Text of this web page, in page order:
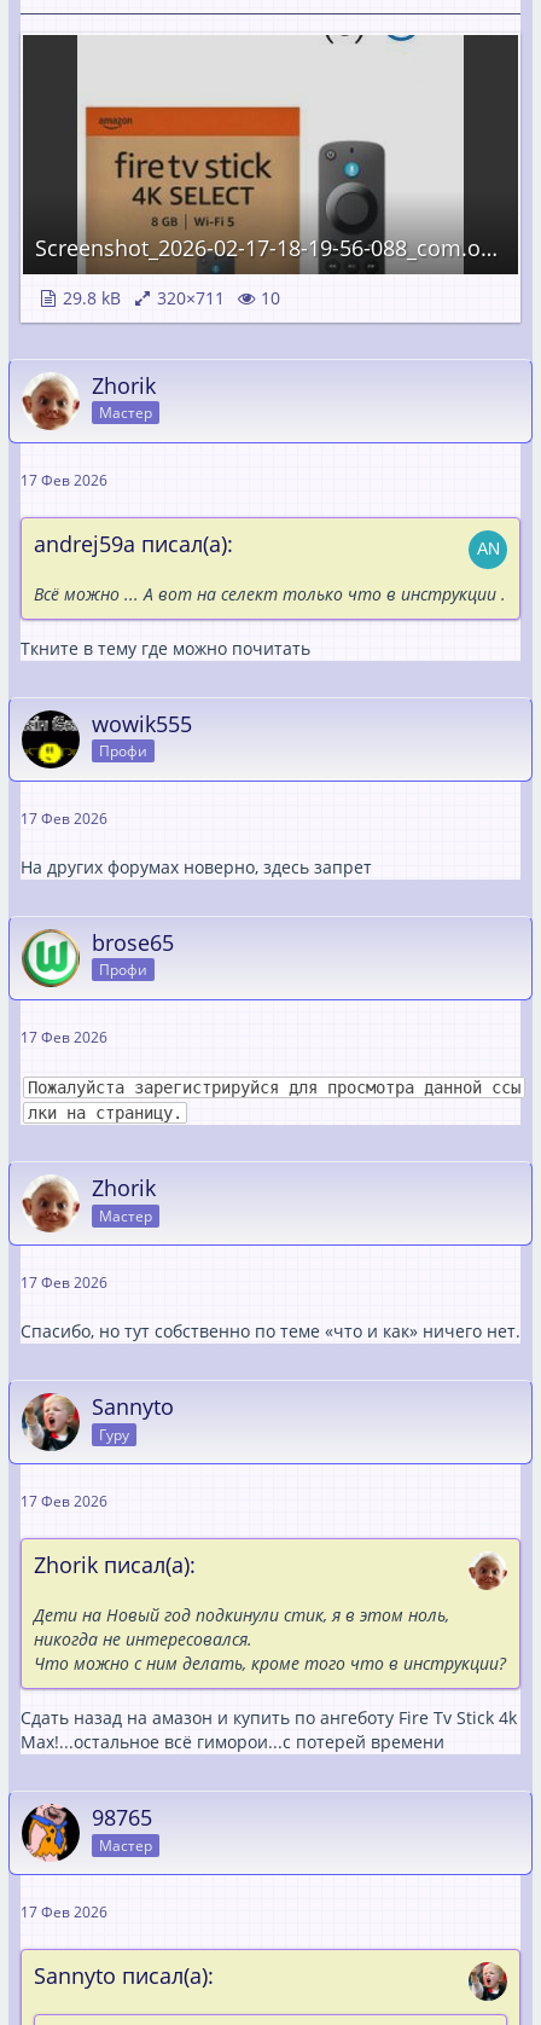
Screenshot_2026-02-17-18-19-56-088_com.opera.browser.jpg
29.8 kB 320×711 10
Zhorik
Мастер
17 Фев 2026
andrej59a писал(а):
Всё можно ... А вот на селект только что в инструкции .
Ткните в тему где можно почитать
wowik555
Профи
17 Фев 2026
На других форумах новерно, здесь запрет
brose65
Профи
17 Фев 2026
Пожалуйста зарегистрируйся для просмотра данной ссы
лки на страницу.
Zhorik
Мастер
17 Фев 2026
Спасибо, но тут собственно по теме «что и как» ничего нет.
Sannyto
Гуру
17 Фев 2026
Zhorik писал(а):
Дети на Новый год подкинули стик, я в этом ноль,
никогда не интересовался.
Что можно с ним делать, кроме того что в инструкции?
Сдать назад на амазон и купить по ангеботу Fire Tv Stick 4k
Max!...остальное всё гиморои...с потерей времени
98765
Мастер
17 Фев 2026
Sannyto писал(а):